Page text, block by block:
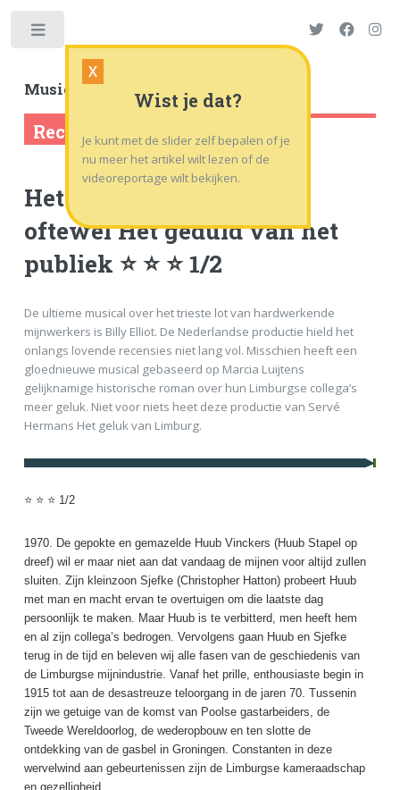
Musicalworld .nl | .tv
X
Wist je dat?
Je kunt met de slider zelf bepalen of je
nu meer het artikel wilt lezen of de
videoreportage wilt bekijken.
Recensie
Het geluk van Limburg
oftewel Het geduld van het
publiek ⭐ ⭐ ⭐ 1/2
De ultieme musical over het trieste lot van hardwerkende
mijnwerkers is Billy Elliot. De Nederlandse productie hield het
onlangs lovende recensies niet lang vol. Misschien heeft een
gloednieuwe musical gebaseerd op Marcia Luijtens
gelijknamige historische roman over hun Limburgse collega’s
meer geluk. Niet voor niets heet deze productie van Servé
Hermans Het geluk van Limburg.
⭐ ⭐ ⭐ 1/2
1970. De gepokte en gemazelde Huub Vinckers (Huub Stapel op
dreef) wil er maar niet aan dat vandaag de mijnen voor altijd zullen
sluiten. Zijn kleinzoon Sjefke (Christopher Hatton) probeert Huub
met man en macht ervan te overtuigen om die laatste dag
persoonlijk te maken. Maar Huub is te verbitterd, men heeft hem
en al zijn collega’s bedrogen. Vervolgens gaan Huub en Sjefke
terug in de tijd en beleven wij alle fasen van de geschiedenis van
de Limburgse mijnindustrie. Vanaf het prille, enthousiaste begin in
1915 tot aan de desastreuze teloorgang in de jaren 70. Tussenin
zijn we getuige van de komst van Poolse gastarbeiders, de
Tweede Wereldoorlog, de wederopbouw en ten slotte de
ontdekking van de gasbel in Groningen. Constanten in deze
wervelwind aan gebeurtenissen zijn de Limburgse kameraadschap
en gezelligheid.